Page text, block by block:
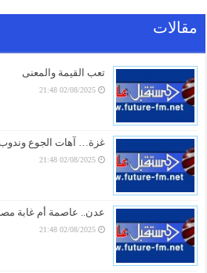
مقالات
تعب القيمة والمعنى
02/08/2025 21:48
غزة… آهات الجوع وندوب
02/08/2025 21:48
عدن.. عاصمة أم غابة
02/08/2025 21:48